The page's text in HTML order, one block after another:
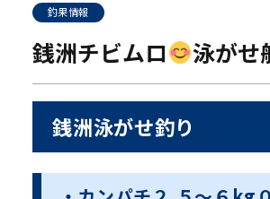
釣果情報
銭洲チビムロ 泳がせ
銭洲泳がせ釣り